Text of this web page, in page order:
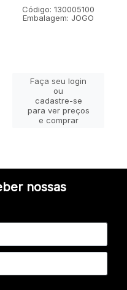
Código: 130005100
Embalagem: JOGO
Faça seu login
ou
cadastre-se
para ver preços
e comprar
nossas